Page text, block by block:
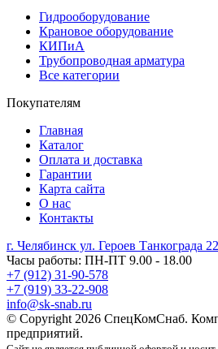
Гидрооборудование
Крановое оборудование
КИПиА
Трубопроводная арматура
Все категории
Покупателям
Главная
Каталог
Оплата и доставка
Гарантии
Карта сайта
О нас
Контакты
г. Челябинск ул. Героев Танкограда
Часы работы: ПН-ПТ 9.00 - 18.00
+7 (912) 31-90-578
+7 (919) 33-22-908
info@sk-snab.ru
© Copyright 2026 СпецКомСнаб.
предприятий.